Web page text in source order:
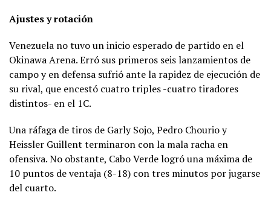
Ajustes y rotación
Venezuela no tuvo un inicio esperado de partido en el
Okinawa Arena. Erró sus primeros seis lanzamientos de
campo y en defensa sufrió ante la rapidez de ejecución de
su rival, que encestó cuatro triples -cuatro tiradores
distintos- en el 1C.
Una ráfaga de tiros de Garly Sojo, Pedro Chourio y
Heissler Guillent terminaron con la mala racha en
ofensiva. No obstante, Cabo Verde logró una máxima de
10 puntos de ventaja (8-18) con tres minutos por jugarse
del cuarto.